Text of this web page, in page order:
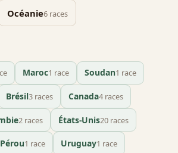
Océanie6 races
Maroc1 race Soudan1 race
Brésil3 races Canada4 races
2 races États-Unis20 races
Pérou1 race Uruguay1 race